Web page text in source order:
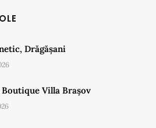
Drăgășani
Boutique Villa Brașov